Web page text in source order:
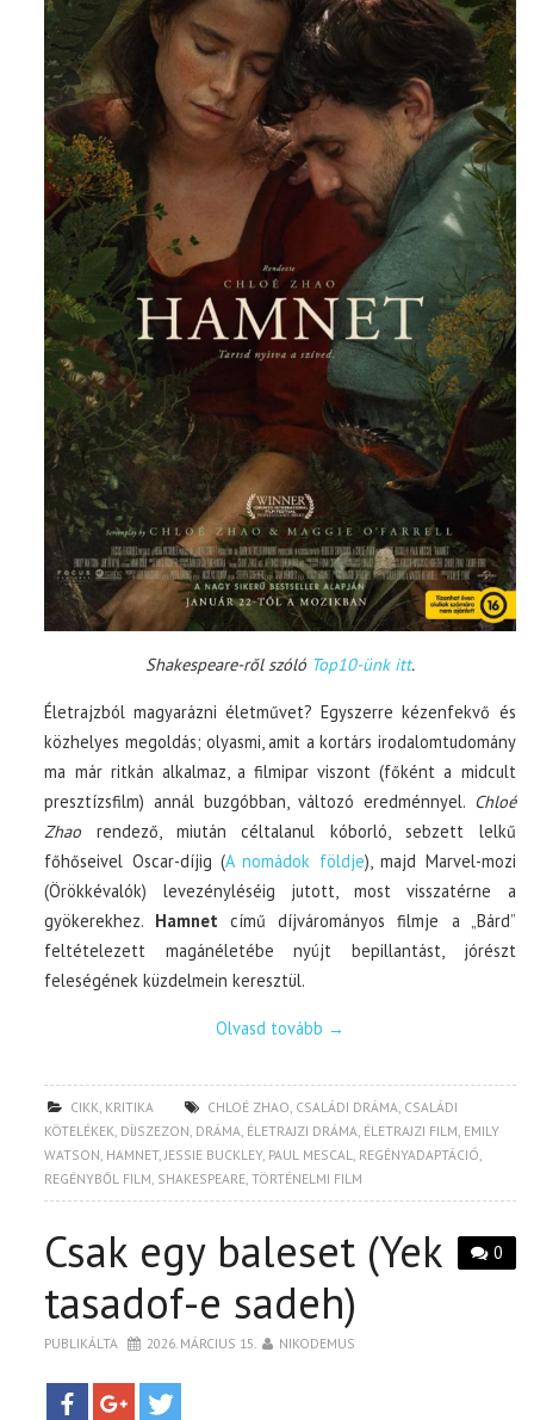
Shakespeare-ről szóló Top10-ünk itt.
Életrajzból magyarázni életművet? Egyszerre kézenfekvő és
közhelyes megoldás; olyasmi, amit a kortárs irodalomtudomány
ma már ritkán alkalmaz, a filmipar viszont (főként a midcult
presztízsfilm) annál buzgóbban, változó eredménnyel. Chloé
Zhao rendező, miután céltalanul kóborló, sebzett lelkű
főhőseivel Oscar-díjig (A nomádok földje), majd Marvel-mozi
(Örökkévalók) levezényléséig jutott, most visszatérne a
gyökerekhez. Hamnet című díjvárományos filmje a „Bárd”
feltételezett magánéletébe nyújt bepillantást, jórészt
feleségének küzdelmein keresztül.
Olvasd tovább →
CIKK KRITIKA CHLOÉ ZHAO CSALÁDI DRÁMA CSALÁDI
KÖTELÉKEK DÍJSZEZON DRÁMA ÉLETRAJZI DRÁMA ÉLETRAJZI FILM EMILY
WATSON HAMNET, JESSIE BUCKLEY, PAUL MESCAL REGÉNYADAPTÁCIÓ
REGÉNYBŐL FILM SHAKESPEARE ,TÖRTÉNELMI FILM
0
Csak egy baleset (Yek
tasadof-e sadeh)
PUBLIKÁLTA 2026. MÁRCIUS 15. NIKODEMUS